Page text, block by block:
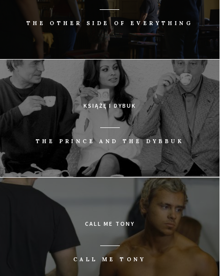
THE OTHER SIDE OF EVERYTHING
KSIĄŻĘ I DYBUK
THE PRINCE AND THE DYBBUK
CALL ME TONY
CALL ME TONY